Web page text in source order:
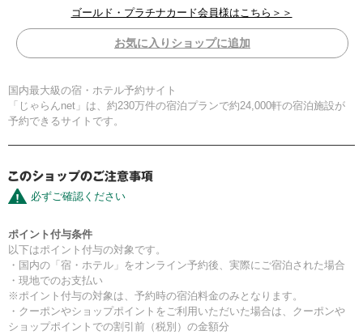
ゴールド・プラチナカード会員様はこちら＞＞
お気に入りショップに追加
国内最大級の宿・ホテル予約サイト
「じゃらんnet」は、約230万件の宿泊プランで約24,000軒の宿泊施設が
予約できるサイトです。
必ずご確認ください
ポイント付与条件
以下はポイント付与の対象です。
・国内の「宿・ホテル」をオンライン予約後、実際にご宿泊された場合
・現地でのお支払い
※ポイント付与の対象は、予約時の宿泊料金のみとなります。
・クーポンやショップポイントをご利用いただいた場合は、クーポンや
ショップポイントでの割引前（税別）の金額分